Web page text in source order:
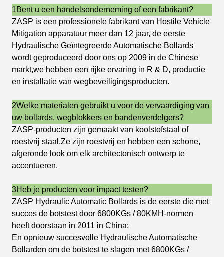
1Bent u een handelsonderneming of een fabrikant?
ZASP is een professionele fabrikant van Hostile Vehicle
Mitigation apparatuur meer dan 12 jaar, de eerste
Hydraulische Geïntegreerde Automatische Bollards
wordt geproduceerd door ons op 2009 in de Chinese
markt,we hebben een rijke ervaring in R & D, productie
en installatie van wegbeveiligingsproducten.
2Welke materialen gebruikt u voor de vervaardiging van
uw bollards, wegblokkers en bandenverdelgers?
ZASP-producten zijn gemaakt van koolstofstaal of
roestvrij staal.Ze zijn roestvrij en hebben een schone,
afgeronde look om elk architectonisch ontwerp te
accentueren.
3Heb je producten voor impact testen?
ZASP Hydraulic Automatic Bollards is de eerste die met
succes de botstest door 6800KGs / 80KMH-normen
heeft doorstaan in 2011 in China;
En opnieuw succesvolle Hydraulische Automatische
Bollarden om de botstest te slagen met 6800KGs /